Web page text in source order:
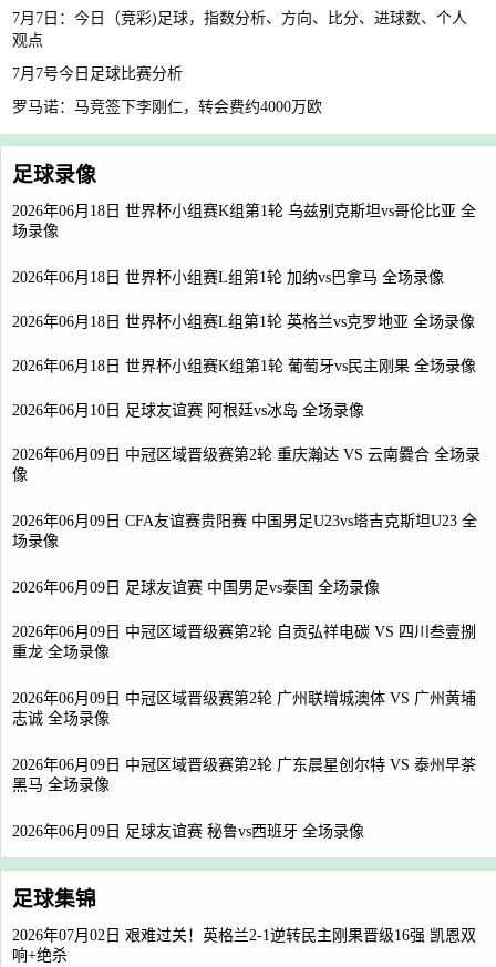
7月7日：今日（竞彩)足球，指数分析、方向、比分、进球数、个人
观点
7月7号今日足球比赛分析
罗马诺：马竞签下李刚仁，转会费约4000万欧
足球录像
2026年06月18日 世界杯小组赛K组第1轮 乌兹别克斯坦vs哥伦比亚 全
场录像
2026年06月18日 世界杯小组赛L组第1轮 加纳vs巴拿马 全场录像
2026年06月18日 世界杯小组赛L组第1轮 英格兰vs克罗地亚 全场录像
2026年06月18日 世界杯小组赛K组第1轮 葡萄牙vs民主刚果 全场录像
2026年06月10日 足球友谊赛 阿根廷vs冰岛 全场录像
2026年06月09日 中冠区域晋级赛第2轮 重庆瀚达 VS 云南爨合 全场录
像
2026年06月09日 CFA友谊赛贵阳赛 中国男足U23vs塔吉克斯坦U23 全
场录像
2026年06月09日 足球友谊赛 中国男足vs泰国 全场录像
2026年06月09日 中冠区域晋级赛第2轮 自贡弘祥电碳 VS 四川叁壹捌
重龙 全场录像
2026年06月09日 中冠区域晋级赛第2轮 广州联增城澳体 VS 广州黄埔
志诚 全场录像
2026年06月09日 中冠区域晋级赛第2轮 广东晨星创尔特 VS 泰州早茶
黑马 全场录像
2026年06月09日 足球友谊赛 秘鲁vs西班牙 全场录像
足球集锦
2026年07月02日 艰难过关！英格兰2-1逆转民主刚果晋级16强 凯恩双
响+绝杀